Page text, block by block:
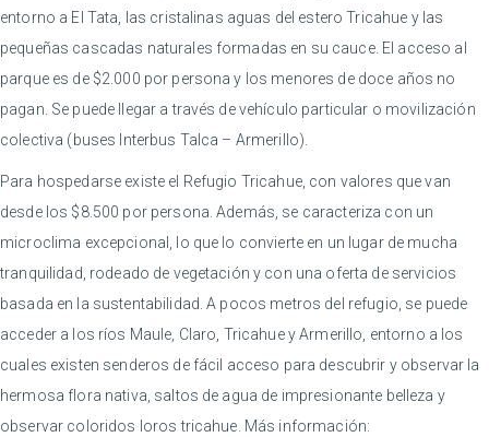
entorno a El Tata, las cristalinas aguas del estero Tricahue y las
pequeñas cascadas naturales formadas en su cauce. El acceso al
parque es de $2.000 por persona y los menores de doce años no
pagan. Se puede llegar a través de vehículo particular o movilización
colectiva (buses Interbus Talca – Armerillo).
Para hospedarse existe el Refugio Tricahue, con valores que van
desde los $8.500 por persona. Además, se caracteriza con un
microclima excepcional, lo que lo convierte en un lugar de mucha
tranquilidad, rodeado de vegetación y con una oferta de servicios
basada en la sustentabilidad. A pocos metros del refugio, se puede
acceder a los ríos Maule, Claro, Tricahue y Armerillo, entorno a los
cuales existen senderos de fácil acceso para descubrir y observar la
hermosa flora nativa, saltos de agua de impresionante belleza y
observar coloridos loros tricahue. Más información: